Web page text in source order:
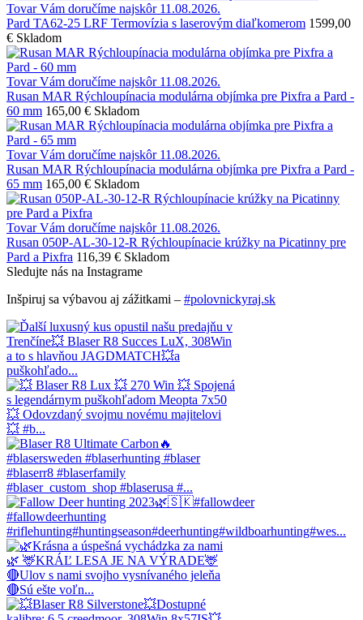
Tovar Vám doručíme najskôr 11.08.2026.
Pard TA62-25 LRF Termovízia s laserovým diaľkomerom 1599,00
€ Skladom
Tovar Vám doručíme najskôr 11.08.2026.
Rusan MAR Rýchloupínacia modulárna objímka pre Pixfra a Pard -
60 mm 165,00 € Skladom
Tovar Vám doručíme najskôr 11.08.2026.
Rusan MAR Rýchloupínacia modulárna objímka pre Pixfra a Pard -
65 mm 165,00 € Skladom
Tovar Vám doručíme najskôr 11.08.2026.
Rusan 050P-AL-30-12-R Rýchloupínacie krúžky na Picatinny pre
Pard a Pixfra 116,39 € Skladom
Sledujte nás na Instagrame
Inšpiruj sa výbavou aj zážitkami – #polovnickyraj.sk